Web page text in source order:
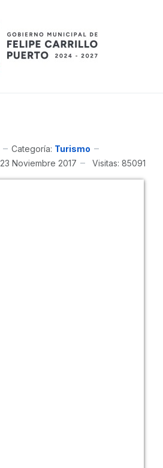
Categoría: Turismo
23 Noviembre 2017 Visitas: 85091